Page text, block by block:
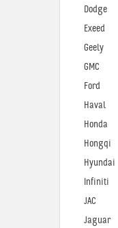
Dodge
Exeed
Geely
GMC
Ford
Haval
Honda
Hongqi
Hyundai
Infiniti
JAC
Jaguar